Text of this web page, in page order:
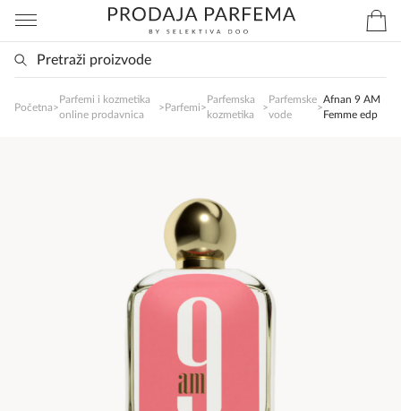
Početna>
Parfemi i kozmetika
online prodavnica
>Parfemi>
Parfemska
kozmetika
>
Parfemske
vode
>
Afnan 9 AM
Femme edp
SlađanAi Asistent
poručite svoj omiljeni parfem danas ali i za